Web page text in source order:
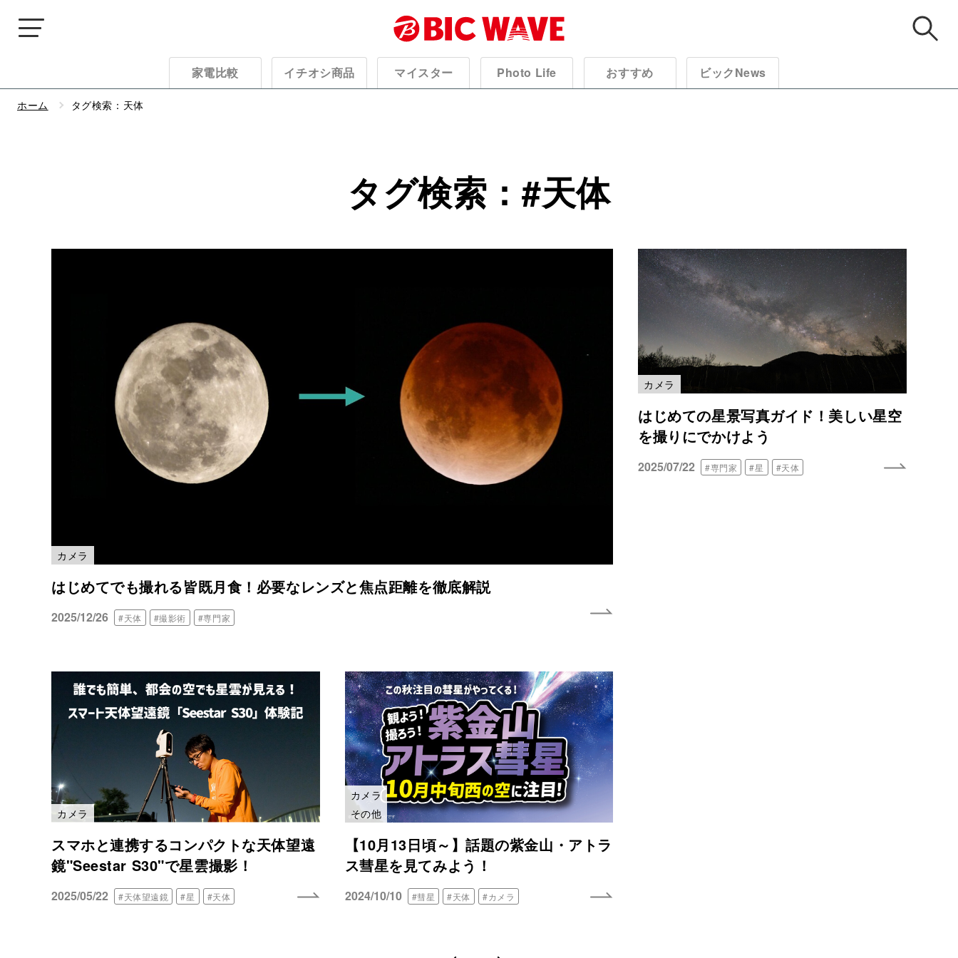
家電比較 イチオシ商品 マイスター Photo Life おすすめ ビックNews
ホーム タグ検索： 天体
タグ検索：#天体
カメラ
はじめてでも撮れる皆既月食！必要なレンズと焦点距離を徹底解説
2025/12/26 #天体 #撮影術 #専門家
カメラ
はじめての星景写真ガイド！美しい星空
を撮りにでかけよう
2025/07/22 #専門家 #星 #天体
カメラ
スマホと連携するコンパクトな天体望遠
鏡"Seestar S30"で星雲撮影！
2025/05/22 #天体望遠鏡 #星 #天体
カメラ
その他
【10月13日頃～】話題の紫金山・アトラ
ス彗星を見てみよう！
2024/10/10 #彗星 #天体 #カメラ